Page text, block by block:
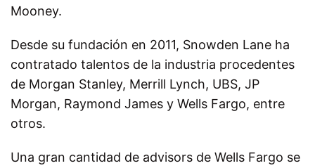
Mooney.
Desde su fundación en 2011, Snowden Lane ha
contratado talentos de la industria procedentes
de Morgan Stanley, Merrill Lynch, UBS, JP
Morgan, Raymond James y Wells Fargo, entre
otros.
Una gran cantidad de advisors de Wells Fargo se